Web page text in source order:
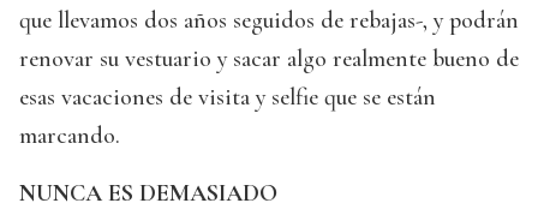
que llevamos dos años seguidos de rebajas-, y podrán
renovar su vestuario y sacar algo realmente bueno de
esas vacaciones de visita y selfie que se están
marcando.
NUNCA ES DEMASIADO